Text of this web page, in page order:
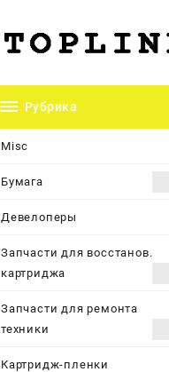
Рубрика
Misc
Бумага
Девелоперы
Запчасти для восстанов.
картриджа
Запчасти для ремонта
техники
Картридж-пленки